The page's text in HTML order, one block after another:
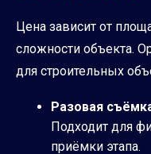
Цена зависит от
сложности объекта.
для строительных
Разовая
Подходит для
приёмки этапа.